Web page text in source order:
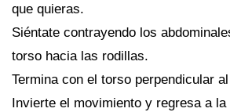
que quieras.
Siéntate contrayendo los
torso hacia las rodillas.
Termina con el torso perpendicular
Invierte el movimiento y regresa a